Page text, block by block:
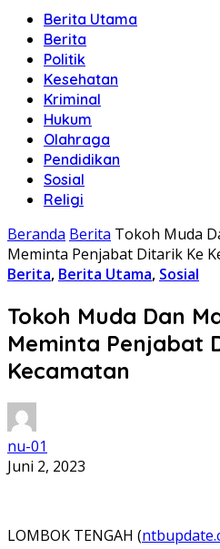
Berita Utama
Berita
Politik
Kesehatan
Kriminal
Hukum
Olahraga
Pendidikan
Sosial
Religi
Beranda Berita Tokoh Muda
Meminta Penjabat Ditarik Ke
Berita, Berita Utama, Sosial
Tokoh Muda Dan
Meminta Penjabat
Kecamatan
nu-01
Juni 2, 2023
LOMBOK TENGAH (